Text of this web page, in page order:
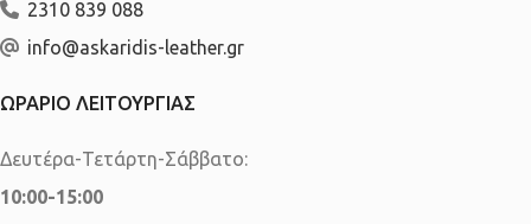
2310 839 088
info@askaridis-leather.gr
ΩΡΑΡΙΟ ΛΕΙΤΟΥΡΓΙΑΣ
Δευτέρα-Τετάρτη-Σάββατο:
10:00-15:00